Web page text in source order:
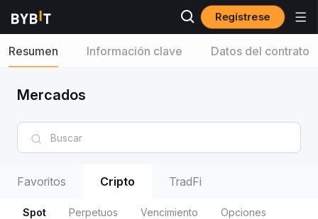
Regístrese
Resumen Información clave Datos del contrato
Mercados
Favoritos Cripto TradFi
Spot Perpetuos Vencimiento Opciones